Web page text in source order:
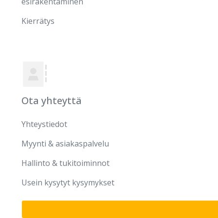
Kierrätys
Ota yhteyttä
Yhteystiedot
Myynti & asiakaspalvelu
Hallinto & tukitoiminnot
Usein kysytyt kysymykset